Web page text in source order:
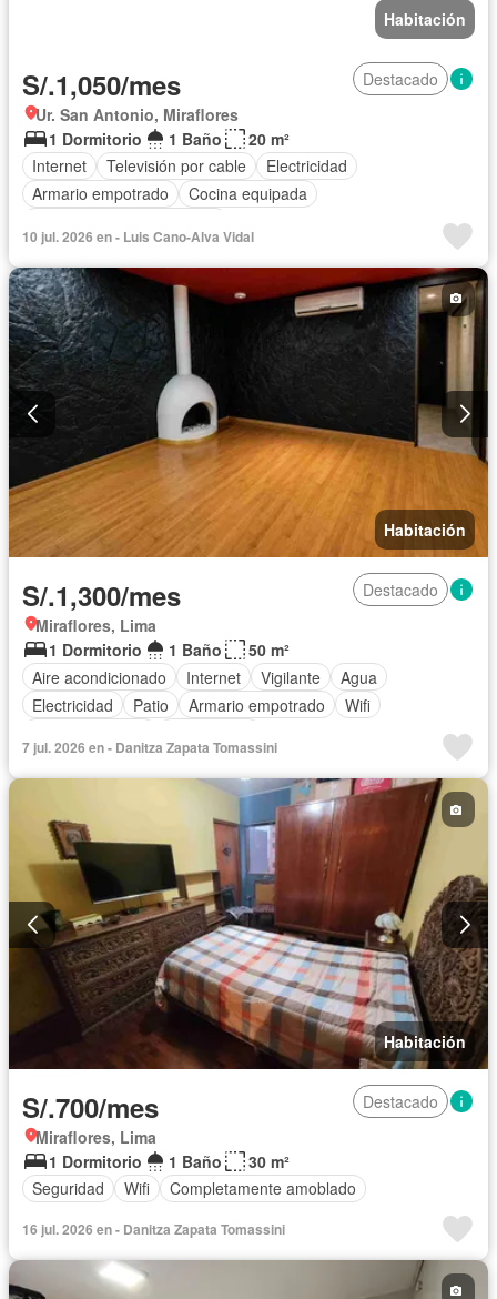
Habitación
S/.1,050/mes
Destacado
Ur. San Antonio, Miraflores
1 Dormitorio
1 Baño
20 m²
Internet
Televisión por cable
Electricidad
Armario empotrado
Cocina equipada
10 jul. 2026 en - Luis Cano-Alva Vidal
Habitación
S/.1,300/mes
Destacado
Miraflores, Lima
1 Dormitorio
1 Baño
50 m²
Aire acondicionado
Internet Vigilante
Agua
Electricidad
Patio Armario empotrado
Wifi
7 jul. 2026 en - Danitza Zapata Tomassini
Habitación
S/.700/mes
Destacado
Miraflores, Lima
1 Dormitorio
1 Baño
30 m²
Seguridad
Wifi Completamente amoblado
16 jul. 2026 en - Danitza Zapata Tomassini